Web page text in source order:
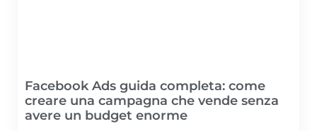
Facebook Ads guida completa: come
creare una campagna che vende senza
avere un budget enorme